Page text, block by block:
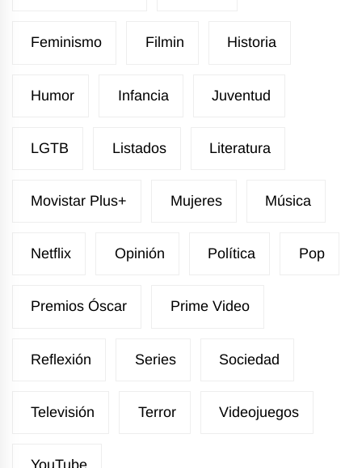
Feminismo Filmin Historia
Humor Infancia Juventud
LGTB Listados Literatura
Movistar Plus+ Mujeres Música
Netflix Opinión Política Pop
Premios Óscar Prime Video
Reflexión Series Sociedad
Televisión Terror Videojuegos